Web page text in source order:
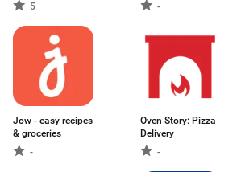
5
-
Jow - easy recipes
& groceries
-
Oven Story: Pizza
Delivery
-